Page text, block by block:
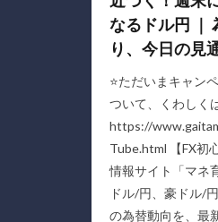
なるドル円 ｜
り、今日の見
⭐ただいまキャン
ついて、くわしく
https://
Tube.html 【FX初
情報サイト「マネ
ドル/円、豪ドル/
の為替動向を、最